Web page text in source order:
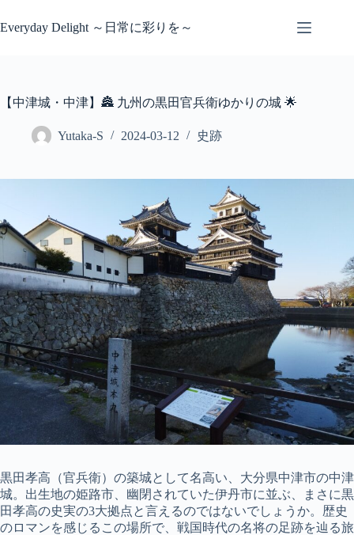
ン
ス
Everyday Delight ～日常に彩りを～
【中津城・中津】🏯 九州の黒田官兵衛ゆかりの城 🌟
Yutaka-S 2024-03-12 史跡
黒田孝高（官兵衛）の築城として名高い、大分県中津市の中津
城。出生地の姫路市、幽閉されていた伊丹市に並ぶ、まさに黒
田孝高の史実の3大拠点と言えるのではないでしょうか。歴史
のロマンを感じるこの場所で、戦国時代の名将の足跡を辿る旅